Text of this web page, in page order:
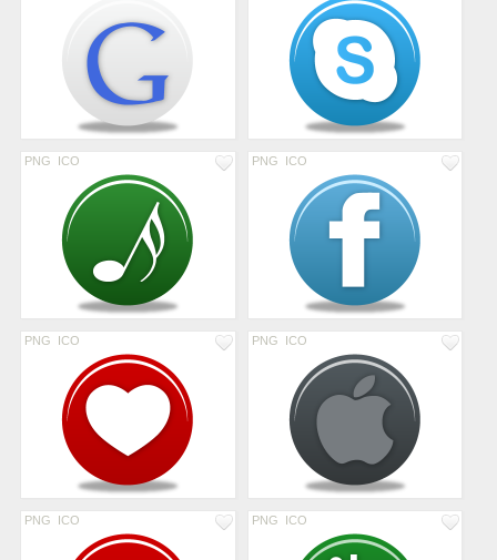
PNG ICO PNG ICO
PNG ICO PNG ICO
PNG ICO PNG ICO